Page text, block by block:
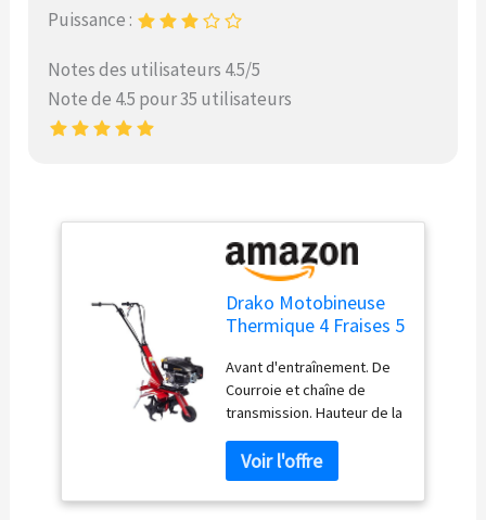
Puissance :
Notes des utilisateurs 4.5/5
Note de 4.5 pour 35 utilisateurs
Drako Motobineuse
Thermique 4 Fraises 5
de Sol Rouge Métal
Manuel
Avant d'entraînement. De
Courroie et chaîne de
transmission. Hauteur de la
Défonceuse. Poids : 28 kg.